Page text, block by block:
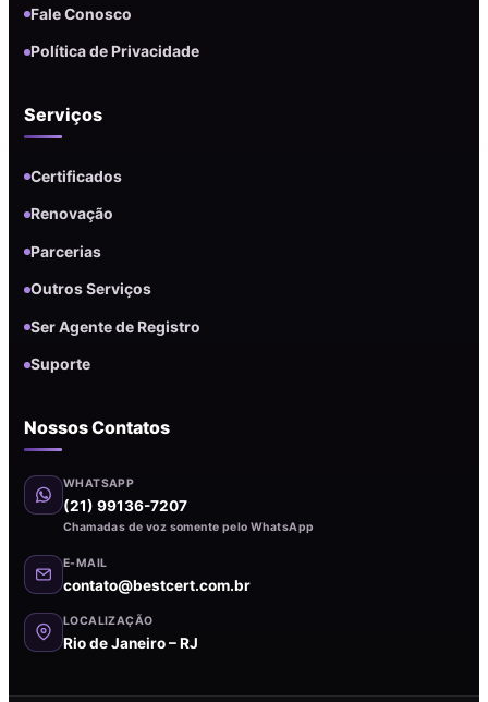
Fale Conosco
Política de Privacidade
Serviços
Certificados
Renovação
Parcerias
Outros Serviços
Ser Agente de Registro
Suporte
Nossos Contatos
WHATSAPP
(21) 99136-7207
Chamadas de voz somente pelo WhatsApp
E-MAIL
contato@bestcert.com.br
LOCALIZAÇÃO
Rio de Janeiro – RJ